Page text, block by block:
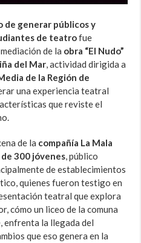
de generar públicos y
de teatrofue
de la obra “El Nudo”
del Mar, actividad dirigida a
de la Región de
una experiencia teatral
que reviste el
de la compañía La Mala
300 jóvenes, público
de establecimientos
quienes fueron testigo en
teatral que explora
cómo un liceo de la comuna
enfrenta la llegada del
que eso genera en la